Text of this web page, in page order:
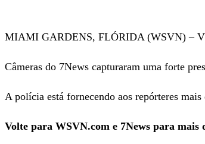
MIAMI GARDENS, FLÓRIDA (WSVN) –
Câmeras do 7News capturaram uma forte
A polícia está fornecendo aos repórteres
Volte para WSVN.com e 7News para